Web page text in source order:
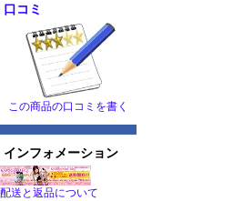
口コミ
この商品の口コミを書く
インフォメーション
配送と返品について